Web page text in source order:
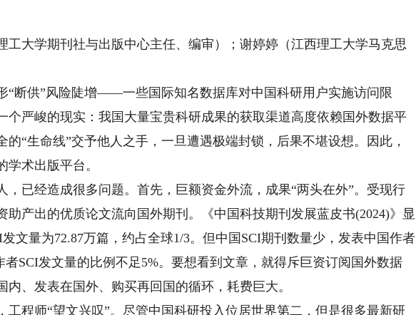
大学期刊社与出版中心主任、编审）；谢婷婷（江西理工大学马克思
供”风险陡增——一些国际知名数据库对中国科研用户实施访问限
个严峻的现实：我国大量宝贵科研成果的获取渠道高度依赖国外数据平
的“生命线”交予他人之手，一旦遭遇极端封锁，后果不堪设想。因此，
学术出版平台。
已经造成很多问题。首先，巨额资金外流，成果“两头在外”。受现行
助产出的优质论文流向国外期刊。《中国科技期刊发展蓝皮书(2024)》显
文量为72.87万篇，约占全球1/3。但中国SCI期刊数量少，发表中国作者
者SCI发文量的比例不足5%。要想看到文章，就得斥巨资订阅国外数据
内、发表在国外、购买再回国的循环，耗费巨大。
程师“望文兴叹”。尽管中国科研投入位居世界第二，但是很多最新研